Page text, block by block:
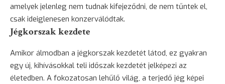
amelyek jelenleg nem tudnak kifejeződni, de nem tűntek el,
csak ideiglenesen konzerválódtak.
Jégkorszak kezdete
Amikor álmodban a jégkorszak kezdetét látod, ez gyakran
egy új, kihívásokkal teli időszak kezdetét jelképezi az
életedben. A fokozatosan lehűlő világ, a terjedő jég képei